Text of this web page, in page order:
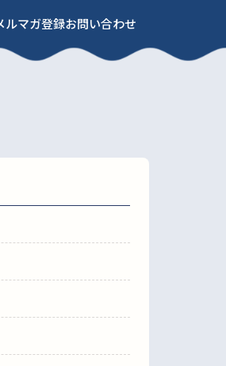
ルマガ登録お問い合わせ